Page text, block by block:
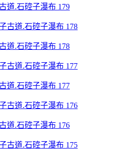
道.石硿子瀑布 179
道.石硿子瀑布 178
道.石硿子瀑布 177
道.石硿子瀑布 176